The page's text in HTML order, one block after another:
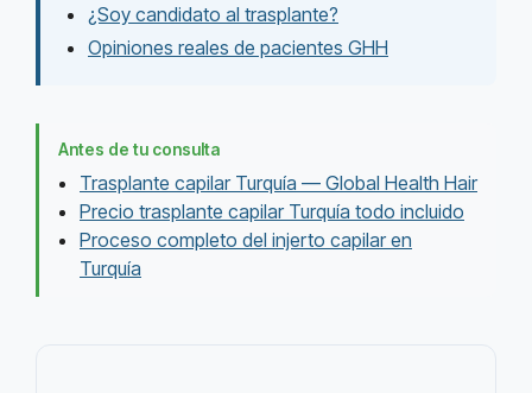
¿Soy candidato al trasplante?
Opiniones reales de pacientes GHH
Antes de tu consulta
Trasplante capilar Turquía — Global Health Hair
Precio trasplante capilar Turquía todo incluido
Proceso completo del injerto capilar en
Turquía